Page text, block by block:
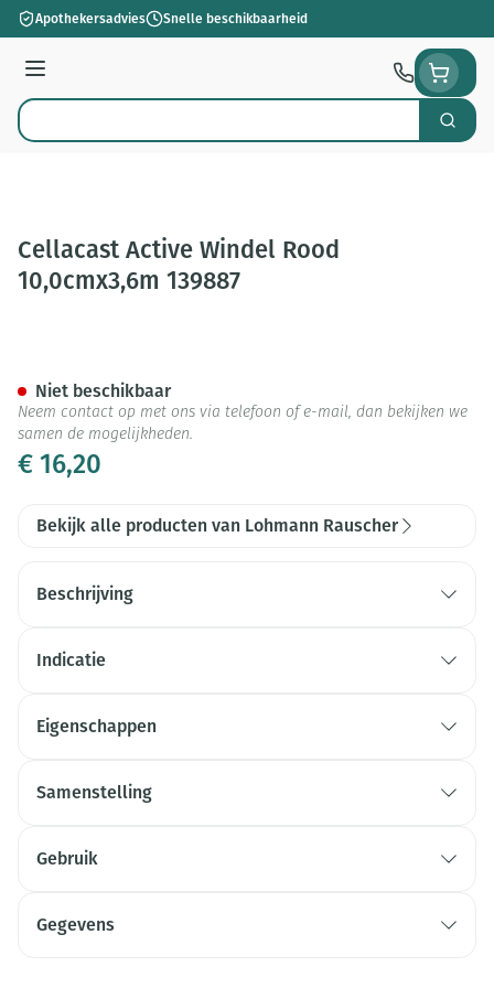
Ga naar de inhoud
Apothekersadvies Snelle beschikbaarheid
Menu
Product, merk, categorie... Zoek
Cellacast Active Windel Rood
10,0cmx3,6m 139887
€ 16,20
Niet beschikbaar
Neem contact op met ons via telefoon of e-mail, dan bekijken we
samen de mogelijkheden.
Bekijk alle producten van Lohmann Rauscher
Beschrijving
Indicatie
Eigenschappen
Samenstelling
Gebruik
Gegevens